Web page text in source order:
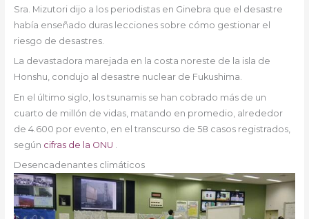
Sra. Mizutori dijo a los periodistas en Ginebra que el desastre
había enseñado duras lecciones sobre cómo gestionar el
riesgo de desastres.
La devastadora marejada en la costa noreste de la isla de
Honshu, condujo al desastre nuclear de Fukushima.
En el último siglo, los tsunamis se han cobrado más de un
cuarto de millón de vidas, matando en promedio, alrededor
de 4.600 por evento, en el transcurso de 58 casos registrados,
según cifras de la ONU
Desencadenantes climáticos